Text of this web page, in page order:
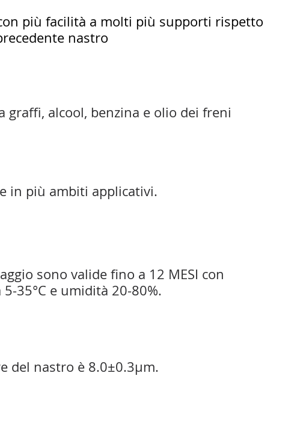
più facilità a molti più supporti rispetto
nastro
graffi, alcool, benzina e olio dei freni
in più ambiti applicativi.
sono valide fino a 12 MESI con
35°C e umidità 20-80%.
del nastro è 8.0±0.3μm.